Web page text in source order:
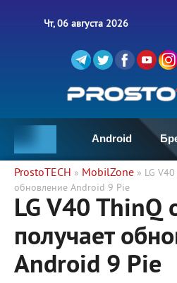
Чт, 06 августа 2026
Android
ProstoTECH » MobilZone » LG
обновление Android 9 Pie
LG V40 ThinQ
получает
Android 9 Pie